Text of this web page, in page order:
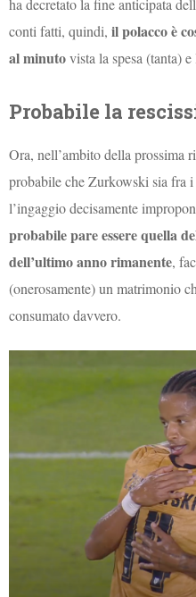
ha decretato la fine anticipata
conti fatti, quindi,il polacco è
al minutovista la spesa (tanta)
Probabile la
Ora, nell’ambito della prossima
probabile che Zurkowski sia fra
l’ingaggio decisamente
probabile pare essere quella
dell’ultimo anno rimanente,
(onerosamente) un matrimonio
consumato davvero.